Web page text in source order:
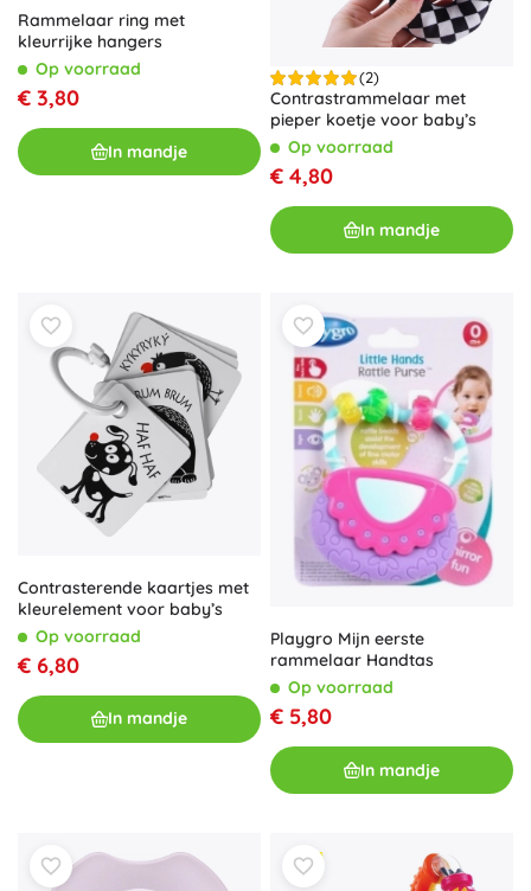
Rammelaar ring met
kleurrijke hangers
Op voorraad
€ 3,80
In mandje
(2)
Contrastrammelaar met
pieper koetje voor baby’s
Op voorraad
€ 4,80
In mandje
Contrasterende kaartjes met
kleurelement voor baby’s
Op voorraad
€ 6,80
In mandje
Playgro Mijn eerste
rammelaar Handtas
Op voorraad
€ 5,80
In mandje